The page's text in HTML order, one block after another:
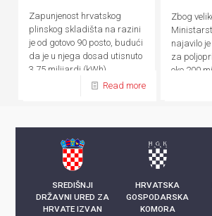
Zapunjenost hrvatskog
plinskog skladišta na razini
je od gotovo 90 posto, budući
da je u njega dosad utisnuto
3,75 milijardi (kWh)
kilowatsati plina
Read more
Zbog
najavilo
za
oko 200
SREDIŠNJI
DRŽAVNI URED ZA
HRVATE IZVAN
HRVATSKA
GOSPODARSKA
KOMORA